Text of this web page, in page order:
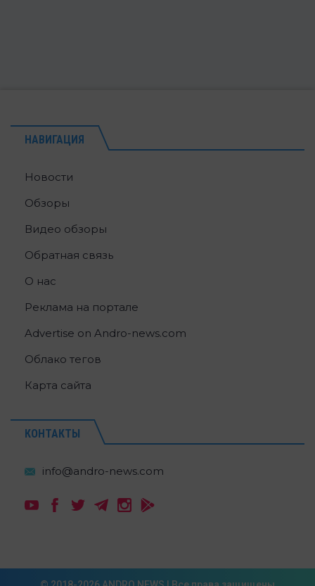
НАВИГАЦИЯ
Новости
Обзоры
Видео обзоры
Обратная связь
О нас
Реклама на портале
Advertise on Andro-news.com
Облако тегов
Карта сайта
КОНТАКТЫ